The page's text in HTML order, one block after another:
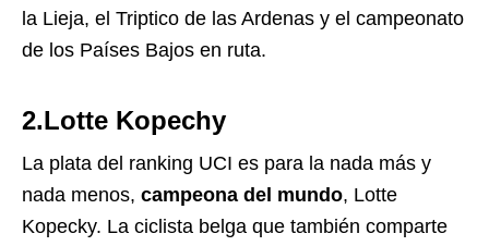
la Lieja, el Triptico de las Ardenas y el campeonato
de los Países Bajos en ruta.
2.Lotte Kopechy
La plata del ranking UCI es para la nada más y
nada menos, campeona del mundo, Lotte
Kopecky. La ciclista belga que también comparte